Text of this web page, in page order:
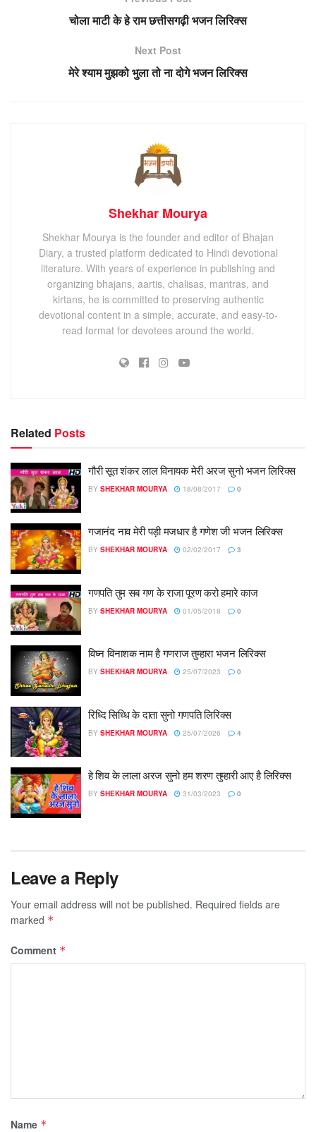
चोला माटी के हे राम छत्तीसगढ़ी भजन लिरिक्स
Next Post
मेरे श्याम मुझको भुला तो ना दोगे भजन लिरिक्स
Shekhar Mourya
Shekhar Mourya is the founder and editor of Bhajan
Diary, a trusted platform dedicated to Hindi devotional
literature. With years of experience in publishing and
organizing bhajans, aartis, chalisas, mantras, and
kirtans, he is committed to preserving authentic
devotional content in a simple, accurate, and easy-to-
read format for devotees around the world.
Related Posts
गौरी सूत शंकर लाल विनायक मेरी अरज सुनो भजन लिरिक्स
BY SHEKHAR MOURYA 18/08/2017 0
गजानंद नाव मेरी पड़ी मजधार है गणेश जी भजन लिरिक्स
BY SHEKHAR MOURYA 02/02/2017 3
गणपति तुम सब गण के राजा पूरण करो हमारे काज
BY SHEKHAR MOURYA 01/05/2018 0
विघ्न विनाशक नाम है गणराज तुम्हारा भजन लिरिक्स
BY SHEKHAR MOURYA 25/07/2023 0
रिध्दि सिध्धि के दाता सुनो गणपति लिरिक्स
BY SHEKHAR MOURYA 25/07/2026 4
हे शिव के लाला अरज सुनो हम शरण तुम्हारी आए है लिरिक्स
BY SHEKHAR MOURYA 31/03/2023 0
Leave a Reply
Your email address will not be published. Required fields are
marked *
Comment *
Name *